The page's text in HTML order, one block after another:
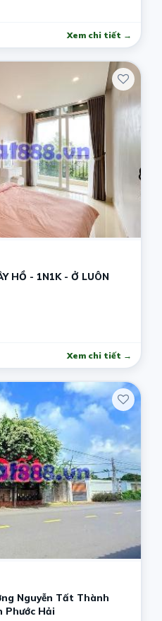
Xem chi tiết →
HỒ - 1N1K - Ở LUÔN
Xem chi tiết →
Nguyễn Tất Thành
Phước Hải